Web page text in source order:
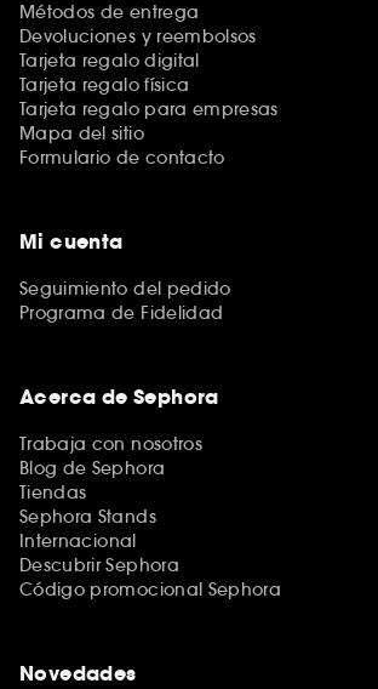
Métodos de entrega
Devoluciones y reembolsos
Tarjeta regalo digital
Tarjeta regalo física
Tarjeta regalo para empresas
Mapa del sitio
Formulario de contacto
Mi cuenta
Seguimiento del pedido
Programa de Fidelidad
Acerca de Sephora
Trabaja con nosotros
Blog de Sephora
Tiendas
Sephora Stands
Internacional
Descubrir Sephora
Código promocional Sephora
Novedades